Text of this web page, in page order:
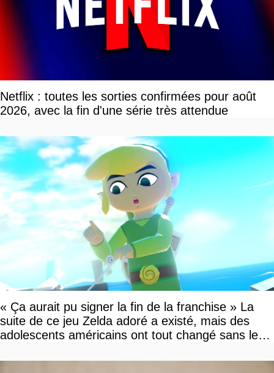
Netflix : toutes les sorties confirmées pour août
2026, avec la fin d'une série très attendue
« Ça aurait pu signer la fin de la franchise » La
suite de ce jeu Zelda adoré a existé, mais des
adolescents américains ont tout changé sans le